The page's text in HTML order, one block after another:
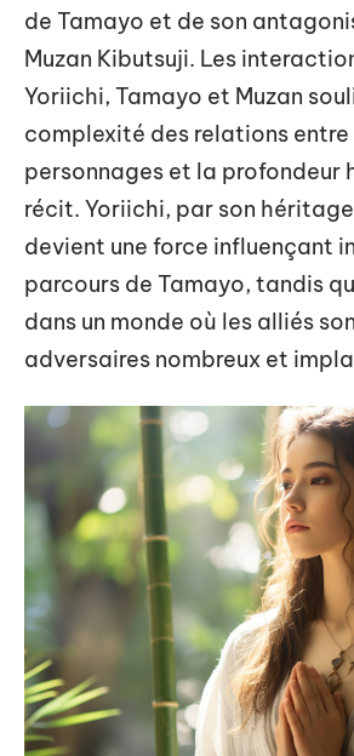
de Tamayo et de son
Muzan Kibutsuji. Les
Yoriichi, Tamayo et Muzan
complexité des relations entre
personnages et la profondeur
récit. Yoriichi, par son
devient une force influençant
parcours de Tamayo, tandis
dans un monde où les alliés
adversaires nombreux et